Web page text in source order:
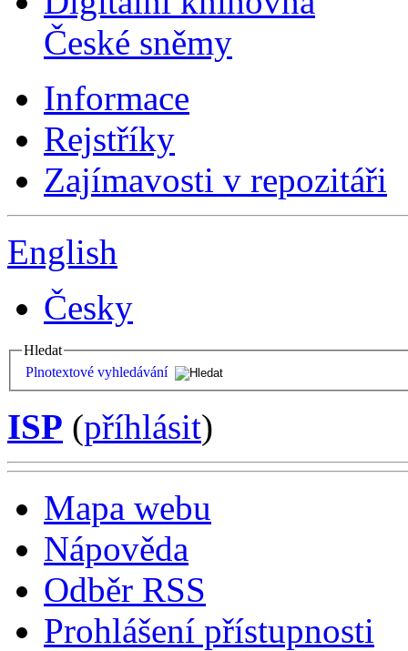
České sněmy
Informace
Rejstříky
Zajímavosti v repozitáři
English
Česky
Hledat
Plnotextové vyhledávání
ISP (příhlásit)
Mapa webu
Nápověda
Odběr RSS
Prohlášení přístupnosti